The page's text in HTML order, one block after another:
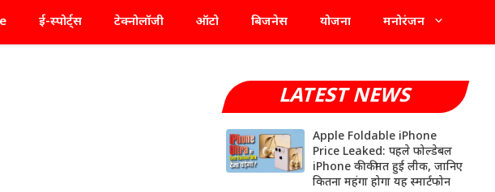
ई-स्पोर्ट्स टेक्नोलॉजी ऑटो बिजनेस योजना मनोरंजन
LATEST NEWS
Apple Foldable iPhone
Price Leaked: पहले फोल्डेबल
iPhone की कीमत हुई लीक, जानिए
कितना महंगा होगा यह स्मार्टफोन